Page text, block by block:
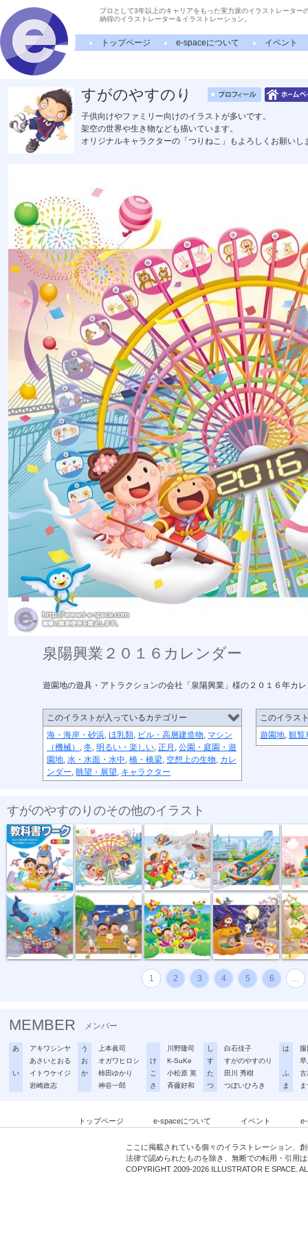
プロとして3年以上のキャリアをもった実力派のイラストレーター
納得のイラストレーター＆イラストレーション。
トップページ e-spaceについて イベント
すがのやすのり
子供向けやファミリー向けのイラストが多いです。
架空の世界や生き物なども描いています。
オリジナルキャラクターの「つりねこ」もよろしくお願いし
泉陽興業２０１６カレンダー
遊園地の遊具・アトラクションの会社「泉陽興業」様の２０１６年カ
このイラストが入っているカテゴリー
海・海岸・砂浜, ほ乳類, ビル・高層建造物, マシン
（機械） , 冬, 明るい・楽しい, 正月 , 公園・庭園・遊
園地, 水・水面・水中, 橋・橋梁, 空想上の生物, カレ
ンダー, 眺望・展望, キャラクター
このイラス
遊園地, 観覧
すがのやすのりのその他のイラスト
教科書ワーク... 泉陽興業２０... 泉陽興行カレ...
泉陽興行２０... 泉陽興業２０... 泉陽興業２０... 泉陽興業２０... 泉陽
1 2 3 4 5 6 …
MEMBER メンバー
あ
アキワシンヤ
あさいとおる
い
イトウケイジ
岩崎政志
う
上本眞司
お
オガワヒロシ
か
柿田ゆかり
神谷一郎
川野隆司
け
K-SuKe
こ
小松原 英
さ
斉藤好和
し
白石佳子
す
すがのやすのり
た
田川 秀樹
つ
つぼいひろき
は
早
ふ
古
ま
トップページ e-spaceについて イベント
ここに掲載されている個々のイラストレーション、
法律で認められたものを除き、無断での転用・引用
COPYRIGHT 2009-2026 ILLUSTRATOR E SPACE.